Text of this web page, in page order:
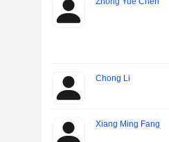
Chong Li
Xiang Ming Fang